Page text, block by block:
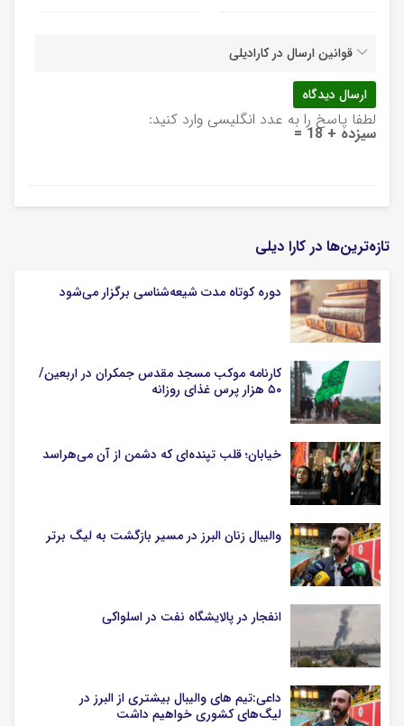
قوانین ارسال در کارادیلی
لطفا پاسخ را به عدد انگلیسی وارد کنید:
سیزده + 18 =
تازه‌ترین‌ها در کارا دیلی
دوره کوتاه مدت شیعه‌شناسی برگزار می‌شود
کارنامه موکب مسجد مقدس جمکران در اربعین/
۵۰ هزار پرس غذای روزانه
خیابان؛ قلب تپنده‌ای که دشمن از آن می‌هراسد
والیبال زنان البرز در مسیر بازگشت به لیگ برتر
انفجار در پالایشگاه نفت در اسلواکی
داعی:تیم های والیبال بیشتری از البرز در
لیگ‌های کشوری خواهیم داشت